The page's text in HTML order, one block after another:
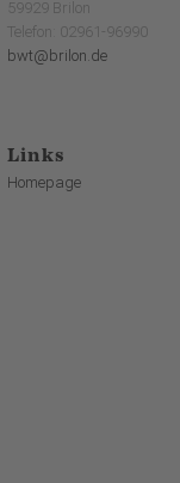
59929 Brilon
Telefon: 02961-96990
bwt@brilon.de
Links
Homepage